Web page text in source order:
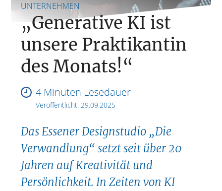
UNTERNEHMEN
„Generative KI ist
unsere Praktikantin
des Monats!“
4 Minuten Lesedauer
Veröffentlicht:29.09.2025
Das Essener Designstudio „Die
Verwandlung“ setzt seit über 20
Jahren auf Kreativität und
Persönlichkeit. In Zeiten von KI